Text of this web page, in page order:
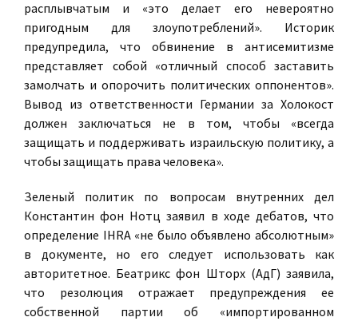
расплывчатым и «это делает его невероятно
пригодным для злоупотреблений». Историк
предупредила, что обвинение в антисемитизме
представляет собой «отличный способ заставить
замолчать и опорочить политических оппонентов».
Вывод из ответственности Германии за Холокост
должен заключаться не в том, чтобы «всегда
защищать и поддерживать израильскую политику, а
чтобы защищать права человека».
Зеленый политик по вопросам внутренних дел
Константин фон Нотц заявил в ходе дебатов, что
определение IHRA «не было объявлено абсолютным»
в документе, но его следует использовать как
авторитетное. Беатрикс фон Шторх (АдГ) заявила,
что резолюция отражает предупреждения ее
собственной партии об «импортированном